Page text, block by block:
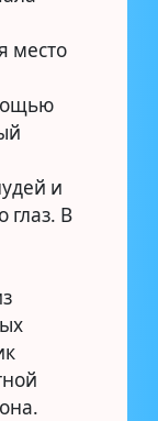
место
и
глаз. В